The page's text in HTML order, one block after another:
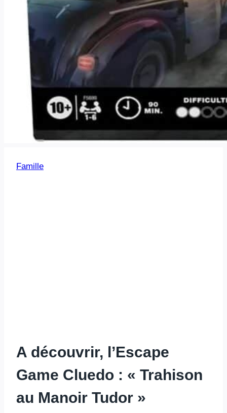
Famille
A découvrir, l’Escape
Game Cluedo : « Trahison
au Manoir Tudor »